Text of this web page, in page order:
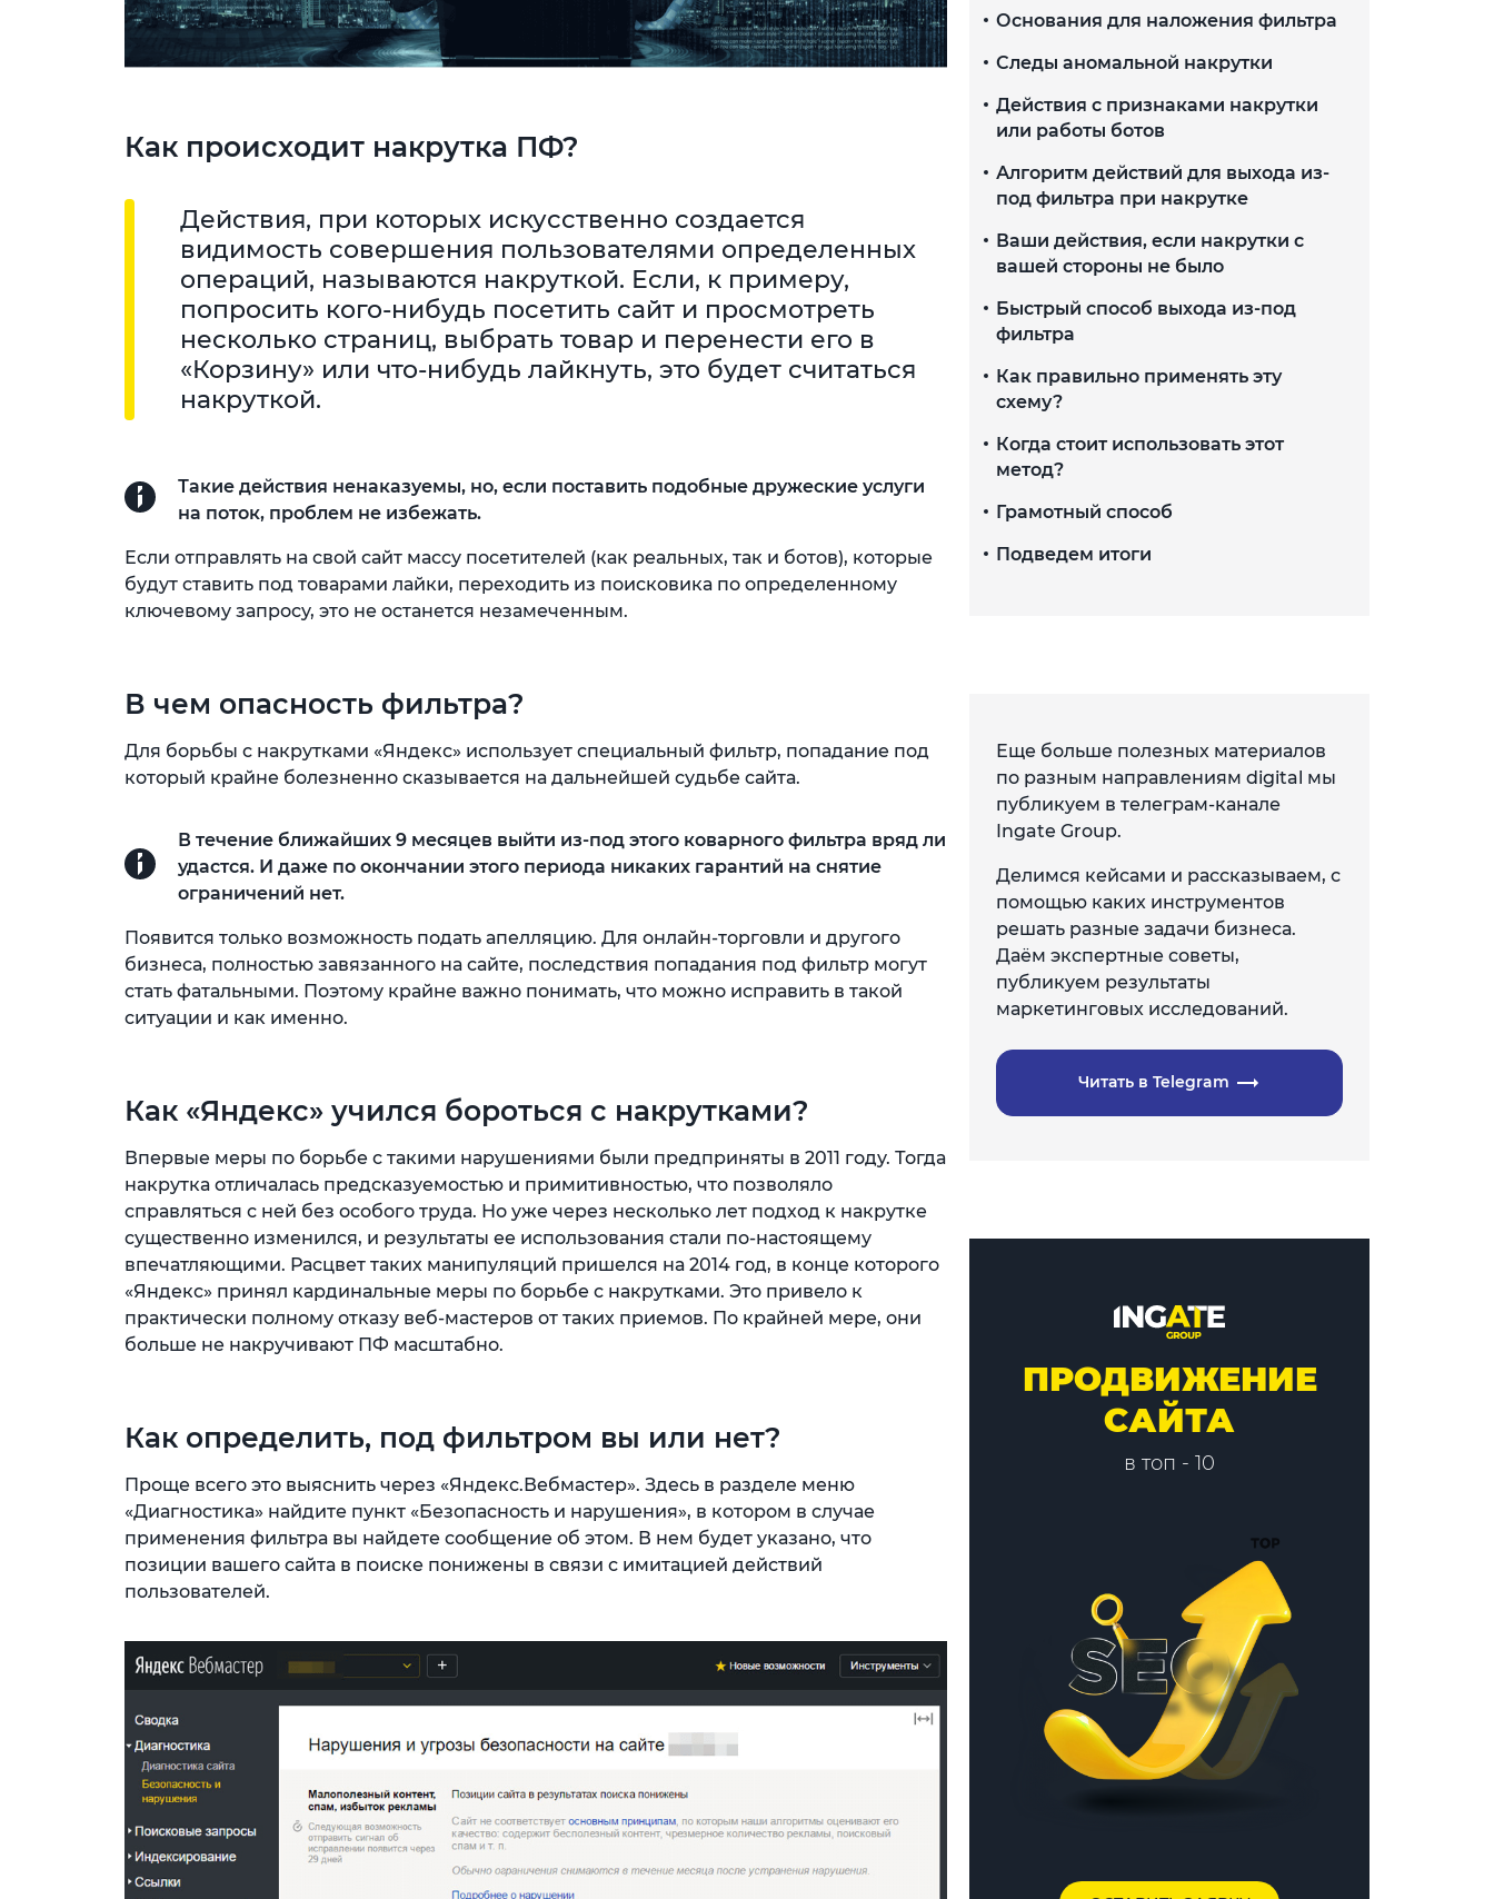
Как происходит накрутка ПФ?
Действия, при которых искусственно создается
видимость совершения пользователями определенных
операций, называются накруткой. Если, к примеру,
попросить кого-нибудь посетить сайт и просмотреть
несколько страниц, выбрать товар и перенести его в
«Корзину» или что-нибудь лайкнуть, это будет считаться
накруткой.
Такие действия ненаказуемы, но, если поставить подобные дружеские услуги
на поток, проблем не избежать.
Если отправлять на свой сайт массу посетителей (как реальных, так и ботов), которые
будут ставить под товарами лайки, переходить из поисковика по определенному
ключевому запросу, это не останется незамеченным.
В чем опасность фильтра?
Для борьбы с накрутками «Яндекс» использует специальный фильтр, попадание под
который крайне болезненно сказывается на дальнейшей судьбе сайта.
В течение ближайших 9 месяцев выйти из-под этого коварного фильтра вряд ли
удастся. И даже по окончании этого периода никаких гарантий на снятие
ограничений нет.
Появится только возможность подать апелляцию. Для онлайн-торговли и другого
бизнеса, полностью завязанного на сайте, последствия попадания под фильтр могут
стать фатальными. Поэтому крайне важно понимать, что можно исправить в такой
ситуации и как именно.
Как «Яндекс» учился бороться с накрутками?
Впервые меры по борьбе с такими нарушениями были предприняты в 2011 году. Тогда
накрутка отличалась предсказуемостью и примитивностью, что позволяло
справляться с ней без особого труда. Но уже через несколько лет подход к накрутке
существенно изменился, и результаты ее использования стали по-настоящему
впечатляющими. Расцвет таких манипуляций пришелся на 2014 год, в конце которого
«Яндекс» принял кардинальные меры по борьбе с накрутками. Это привело к
практически полному отказу веб-мастеров от таких приемов. По крайней мере, они
больше не накручивают ПФ масштабно.
Как определить, под фильтром вы или нет?
Проще всего это выяснить через «Яндекс.Вебмастер». Здесь в разделе меню
«Диагностика» найдите пункт «Безопасность и нарушения», в котором в случае
применения фильтра вы найдете сообщение об этом. В нем будет указано, что
позиции вашего сайта в поиске понижены в связи с имитацией действий
пользователей.
Основания для наложения фильтра
Следы аномальной накрутки
Действия с признаками накрутки
или работы ботов
Алгоритм действий для выхода из-
под фильтра при накрутке
Ваши действия, если накрутки с
вашей стороны не было
Быстрый способ выхода из-под
фильтра
Как правильно применять эту
схему?
Когда стоит использовать этот
метод?
Грамотный способ
Подведем итоги
Еще больше полезных материалов
по разным направлениям digital мы
публикуем в телеграм-канале
Ingate Group.
Делимся кейсами и рассказываем, с
помощью каких инструментов
решать разные задачи бизнеса.
Даём экспертные советы,
публикуем результаты
маркетинговых исследований.
Читать в Telegram
ПРОДВИЖЕНИЕ
САЙТА
в топ - 10